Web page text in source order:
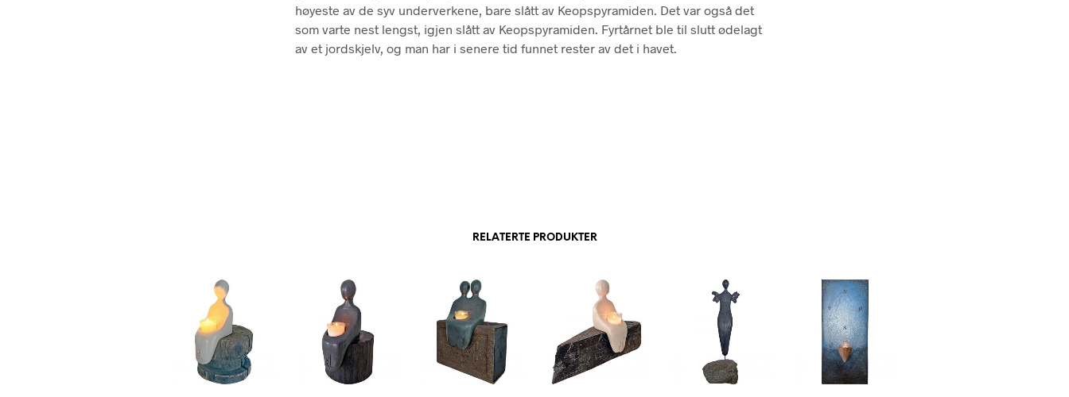
høyeste av de syv underverkene, bare slått av Keopspyramiden. Det var også det
som varte nest lengst, igjen slått av Keopspyramiden. Fyrtårnet ble til slutt ødelagt
av et jordskjelv, og man har i senere tid funnet rester av det i havet.
RELATERTE PRODUKTER